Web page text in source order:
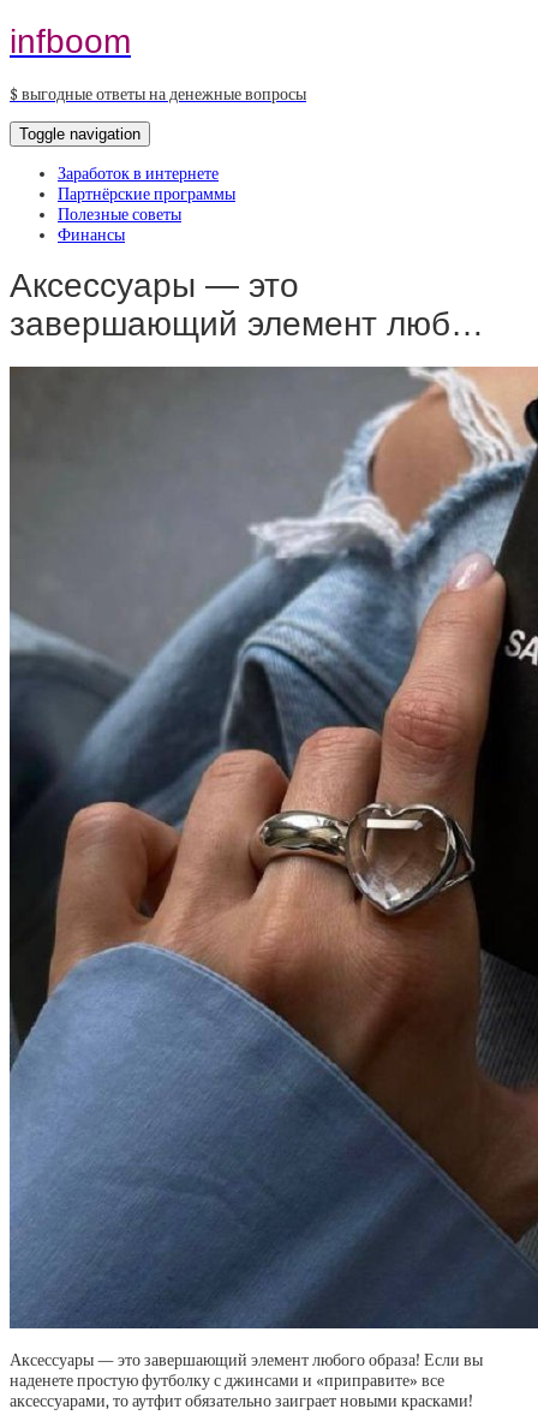
infboom
$ выгодные ответы на денежные вопросы
Toggle navigation
Заработок в интернете
Партнёрские программы
Полезные советы
Финансы
Аксессуары — это
завершающий элемент люб…
Аксессуары — это завершающий элемент любого образа! Если вы
наденете простую футболку с джинсами и «приправите» все
аксессуарами, то аутфит обязательно заиграет новыми красками!